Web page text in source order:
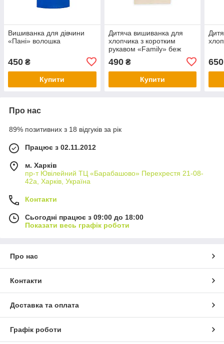
Вишиванка для дівчини
«Пані» волошка
450 ₴
Купити
Дитяча вишиванка для
хлопчика з коротким
рукавом «Family» беж
490₴
Купити
650
Про нас
89% позитивних з 18 відгуків за рік
Працює з 02.11.2012
м. Харків
пр-т Ювілейний ТЦ «Барабашово» Перехрестя 21-08-
42а, Харків, Україна
Контакти
Сьогодні працює з 09:00 до 18:00
Показати весь графік роботи
Про нас
Контакти
Доставка та оплата
Графік роботи